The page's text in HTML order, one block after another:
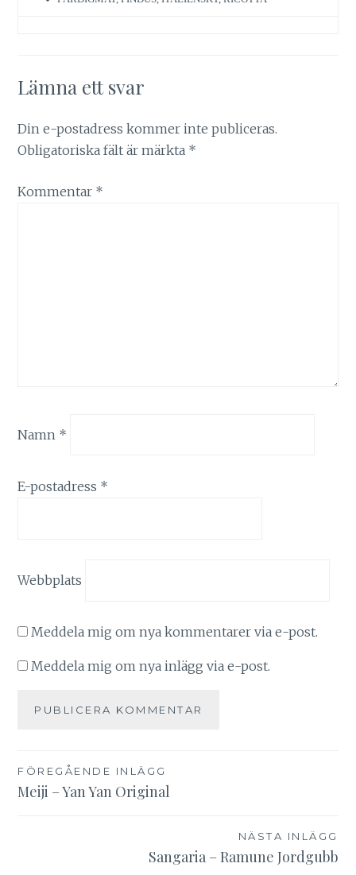
Lämna ett svar
Din e-postadress kommer inte publiceras.
Obligatoriska fält är märkta *
Kommentar *
Namn *
E-postadress *
Webbplats
Meddela mig om nya kommentarer via e-post.
Meddela mig om nya inlägg via e-post.
Inläggsnavigering
FÖREGÅENDE INLÄGG
Meiji – Yan Yan Original
NÄSTA INLÄGG
Sangaria – Ramune Jordgubb